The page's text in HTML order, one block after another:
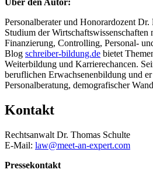
Über den Autor:
Personalberater und Honorardozent
Studium der Wirtschaftswissenschaften
Finanzierung, Controlling, Personal-
Blog schreiber-bildung.de bietet
Weiterbildung und Karrierechancen.
beruflichen Erwachsenenbildung und
Personalberatung, demografischer
Kontakt
Rechtsanwalt Dr. Thomas Schulte
E-Mail: law@meet-an-expert.com
Pressekontakt